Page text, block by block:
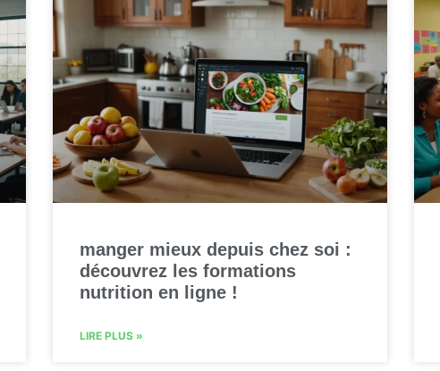
manger mieux depuis chez soi :
découvrez les formations
nutrition en ligne !
LIRE PLUS »